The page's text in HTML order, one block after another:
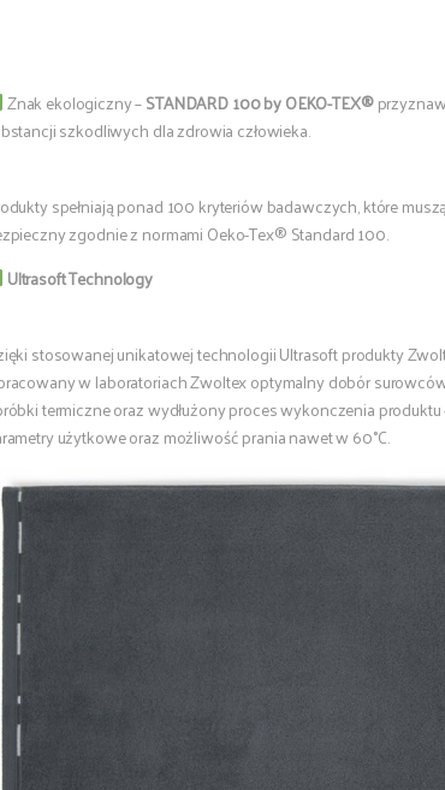
Znak ekologiczny –STANDARD 100 by OEKO-TEX®
szkodliwych dla zdrowia człowieka.
spełniają ponad 100 kryteriów badawczych, które
zgodnie z normami Oeko-Tex® Standard 100.
Ultrasoft Technology
stosowanej unikatowej technologii Ultrasoft produkty
w laboratoriach Zwoltex optymalny dobór
termiczne oraz wydłużony proces wykonczenia
użytkowe oraz możliwość prania nawet w 60°C.